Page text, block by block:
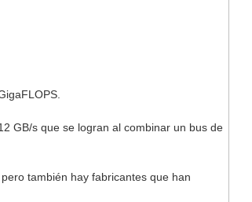
GB/s que se logran al combinar un bus de
también hay fabricantes que han